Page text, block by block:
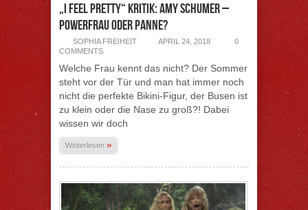
„I Feel Pretty“ Kritik: Amy Schumer –
Powerfrau oder Panne?
SOPHIA FREIHEIT APRIL 24, 2018
0
COMMENTS
Welche Frau kennt das nicht? Der Sommer
steht vor der Tür und man hat immer noch
nicht die perfekte Bikini-Figur, der Busen ist
zu klein oder die Nase zu groß?! Dabei
wissen wir doch
Weiterlesen »